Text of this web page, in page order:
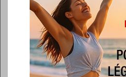
une nouvelle
nous !!!
publié le 08/04/2013 à 07:10
Et oui, une nouvelle semaine
en sorte de créer des
ma santé et ma ligne.